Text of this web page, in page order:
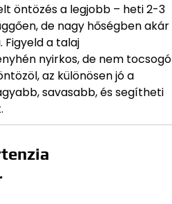
öntözés a legjobb – heti 2-3
de nagy hőségben akár
Figyeld a talaj
nyirkos, de nem tocsogó
az különösen jó a
savasabb, és segítheti